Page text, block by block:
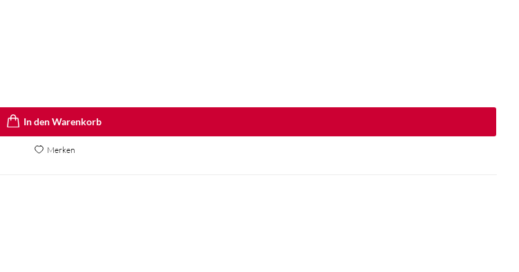
In den Warenkorb
Merken